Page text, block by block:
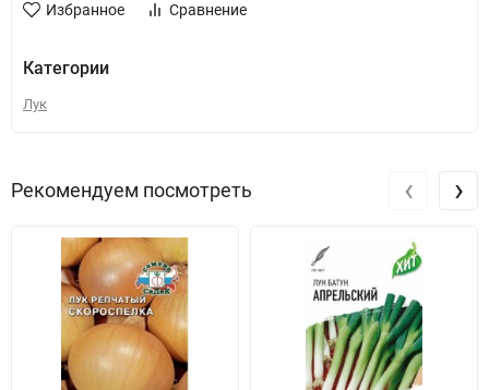
Избранное Сравнение
Категории
Лук
Рекомендуем посмотреть ‹ ›